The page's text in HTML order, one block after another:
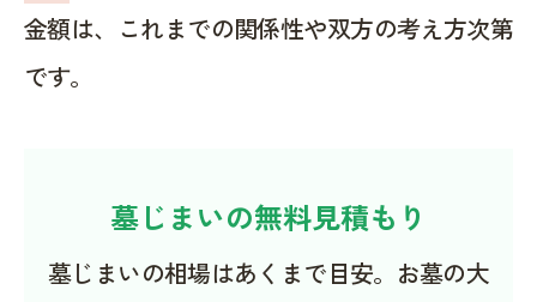
金額は、これまでの関係性や双方の考え方次第
です。
墓じまいの無料見積もり
墓じまいの相場はあくまで目安。お墓の大